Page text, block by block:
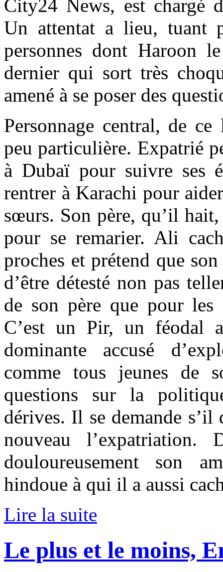
City24 News, est chargé
Un attentat a lieu, tuant
personnes dont Haroon
dernier qui sort très
amené à se poser des
Personnage central, de
peu particulière. Expatrié
à Dubaï pour suivre ses
rentrer à Karachi pour
sœurs. Son père, qu’il
pour se remarier. Ali
proches et prétend que
d’être détesté non pas
de son père que pour les
C’est un Pir, un féodal
dominante accusé
comme tous jeunes de
questions sur la
dérives. Il se demande
nouveau
douloureusement son
hindoue à qui il a aussi
Lire la suite
Le plus et le moins,